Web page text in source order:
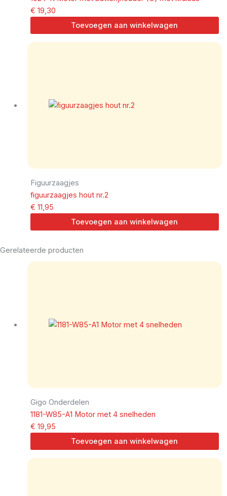
€ 19,30
Toevoegen aan winkelwagen
Figuurzaagjes
figuurzaagjes hout nr.2
€ 11,95
Toevoegen aan winkelwagen
Gerelateerde producten
Gigo Onderdelen
1181-W85-A1 Motor met 4 snelheden
€ 19,95
Toevoegen aan winkelwagen